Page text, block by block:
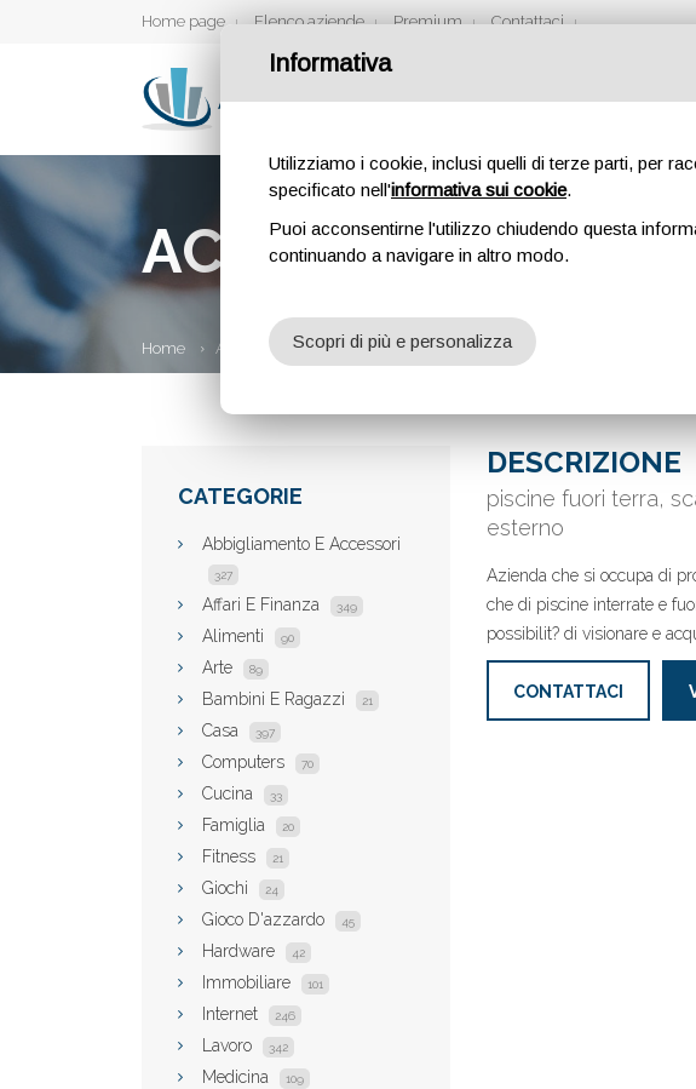
Home page Elenco aziende Premium Contattaci
ACCESSORI
Home Aziende Accessori piscina
CATEGORIE
Abbigliamento E Accessori
327
Affari E Finanza 349
Alimenti 90
Arte 89
Bambini E Ragazzi 21
Casa 397
Computers 70
Cucina 33
Famiglia 20
Fitness 21
Giochi 24
Gioco D'azzardo 45
Hardware 42
Immobiliare 101
Internet 246
Lavoro 342
Medicina 109
DESCRIZIONE
piscine fuori terra,
esterno
Azienda che si occupa di
che di piscine interrate e
possibilit? di visionare e
CONTATTACI
Informativa
Utilizziamo i cookie, inclusi quelli di terze parti, per
specificato nell'informativa sui cookie.
Puoi acconsentirne l'utilizzo chiudendo questa
continuando a navigare in altro modo.
Scopri di più e personalizza